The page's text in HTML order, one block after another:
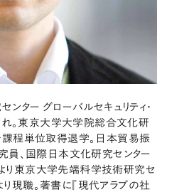
ター グローバルセキュリティ・
。東京大学大学院総合文化研
程単位取得退学。日本貿易振
員、国際日本文化研究センター
り東京大学先端科学技術研究セ
現職。著書に『現代アラブの社